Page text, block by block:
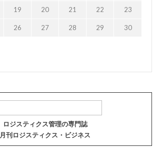
19 20 21 22 23
26 27 28 29 30
ロジスティクス管理の専門誌
月刊ロジスティクス・ビジネス